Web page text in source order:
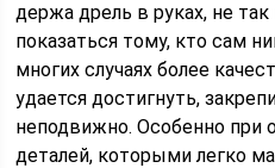
держа дрель в руках, не
показаться тому, кто сам
многих случаях более
удается достигнуть,
неподвижно. Особенно при
деталей, которыми легко